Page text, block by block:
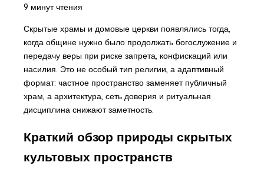
9 минут чтения
Скрытые храмы и домовые церкви появлялись тогда,
когда общине нужно было продолжать богослужение и
передачу веры при риске запрета, конфискаций или
насилия. Это не особый тип религии, а адаптивный
формат: частное пространство заменяет публичный
храм, а архитектура, сеть доверия и ритуальная
дисциплина снижают заметность.
Краткий обзор природы скрытых
культовых пространств